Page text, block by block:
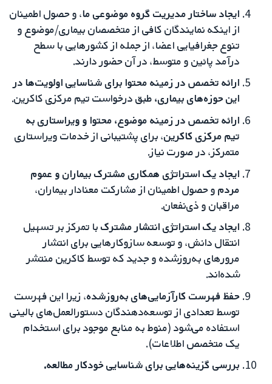
ایجاد ساختار مدیریت گروه موضوعی ما، و حصول اطمینان
از اینکه نمایندگان کافی از متخصصان بیماری/موضوع و
تنوع جغرافیایی اعضا، از جمله از کشورهایی با سطح
درآمد پائین و متوسط، در آن حضور دارند.
ارائه تخصص در زمینه محتوا برای شناسایی اولویت‌ها در
این حوزه‌های بیماری،طبق درخواست تیم مرکزی کاکرین.
ارائه تخصص در زمینه موضوع، محتوا و ویراستاری به
تیم مرکزی کاکرین، برای پشتیبانی از خدمات ویراستاری
متمرکز، در صورت نیاز.
ایجاد یک استراتژی همکاری مشترک بیماران و عموم
مردمو حصول اطمینان از مشارکت معنادار بیماران،
مراقبان و ذی‌نفعان.
ایجاد یک استراتژی انتشار مشترکبا تمرکز بر تسهیل
انتقال دانش، و توسعه سازوکارهایی برای انتشار
مرورهای به‌روزشده و جدید که توسط کاکرین منتشر
شده‌اند.
حفظ فهرست کارآزمایی‌های به‌روزشده، زیرا این فهرست
توسط تعدادی از توسعه‌دهندگان دستورالعمل‌های بالینی
استفاده می‌شود (منوط به منابع موجود برای استخدام
یک متخصص اطلاعات).
بررسی گزینه‌هایی برای شناسایی خودکار مطالعه.